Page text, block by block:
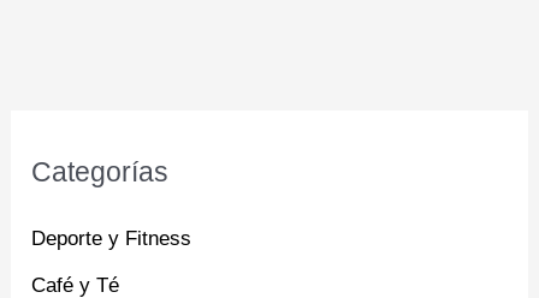
Categorías
Deporte y Fitness
Café y Té